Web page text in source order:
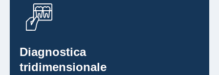
Diagnostica
tridimensionale